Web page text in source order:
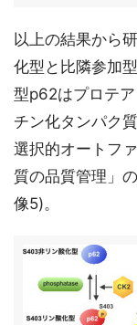
以上の結果から
化型と比隣参加
型p62はプロテ
チン化タンパク
選択的オートフ
質の品質管理」
像5)。